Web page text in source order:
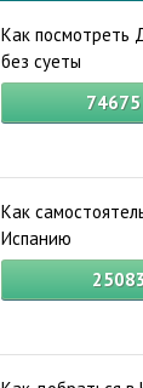
Как посмотреть
без суеты
74675
Как
Испанию